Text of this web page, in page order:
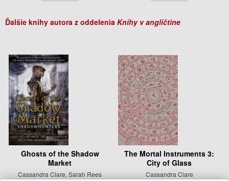
Ďalšie knihy autora z oddelenia Knihy v angličtine
Ghosts of the Shadow
Market
Cassandra Clare, Sarah Rees
The Mortal Instruments 3:
City of Glass
Cassandra Clare